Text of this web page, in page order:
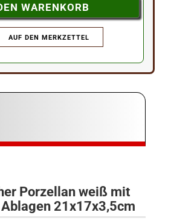
AUF DEN MERKZETTEL
Porzellan weiß mit
21x17x3,5cm